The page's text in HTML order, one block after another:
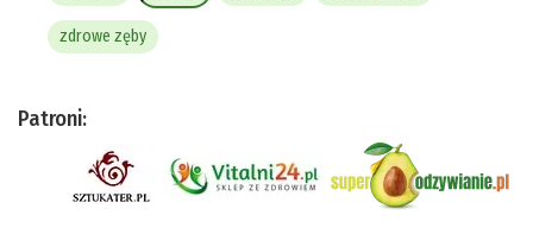
zdrowe zęby
Patroni: